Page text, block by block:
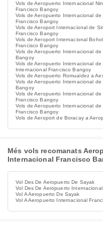
Vols de Aeropuerto Internacional
Francisco Bangoy
Vols de Aeropuerto Internacional
Francisco Bangoy
Vols de Aeroport Internacional de
Francisco Bangoy
Vols de Aeroport Internacional
Francisco Bangoy
Vols de Aeropuerto Internacional
Bangoy
Vols de Aeropuerto Internacional
Internacional Francisco Bangoy
Vols de Aeropuerto Romualdez a
Vols de Aeropuerto Internacional
Bangoy
Vols de Aeropuerto Internacional
Francisco Bangoy
Vols de Aeropuerto Internacional
Francisco Bangoy
Vols de Aeroport de Boracay a
Més vols recomanats
Internacional Francisco
Vol Des De Aeropuerto De Sayak
Vol Des De Aeropuerto
Vol A Aeropuerto De Sayak
Vol A Aeropuerto Internacional